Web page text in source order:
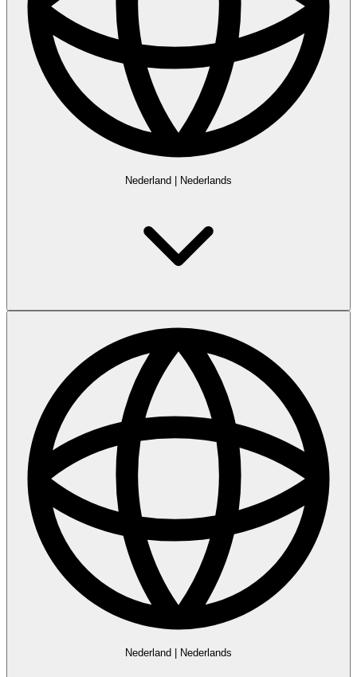
Nederland | Nederlands
Nederland | Nederlands